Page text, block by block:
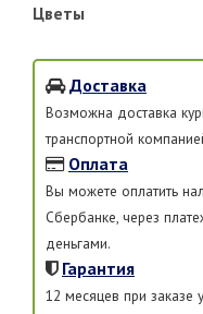
Цветы
Доставка
Возможна доставка
транспортной
Оплата
Вы можете оплатить
Сбербанке, через
деньгами.
Гарантия
12 месяцев при заказе